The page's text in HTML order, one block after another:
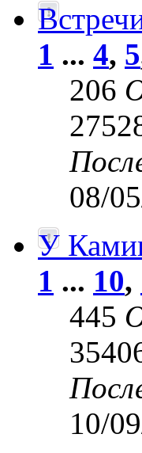
1 ... 4, 5
206
08/
У
1 ... 10,
445
10/